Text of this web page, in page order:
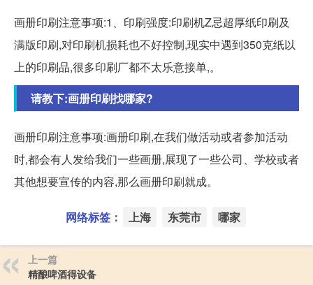
画册印刷注意事项:1、印刷强度:印刷机Z忌超厚纸印刷及
满版印刷,对印刷机损耗也不好控制,现实中遇到350克纸以
上的印刷品,很多印刷厂都不太乐意接单,。
请教下:画册印刷找哪家?
画册印刷注意事项:画册印刷,在我们做活动或者参加活动
时,都会有人发给我们一些画册,展现了一些公司、学校或者
其他想要宣传的内容,那么画册印刷就成。
网络标签： 上海 东莞市 哪家
上一篇
精酿啤酒得设备